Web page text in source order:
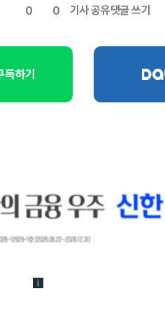
0 0 기사 공유댓글 쓰기
독하기